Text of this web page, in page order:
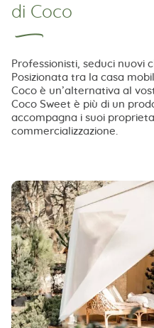
di Coco
Professionisti, seduci nuovi
Posizionata tra la casa
Coco è un’alternativa al
Coco Sweet è più di un
accompagna i suoi
commercializzazione.